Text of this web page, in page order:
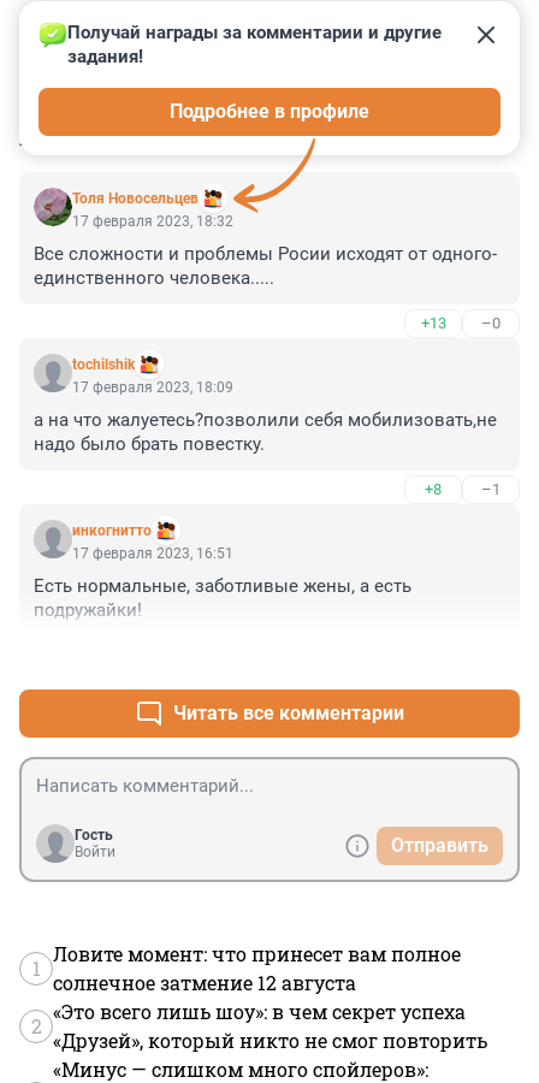
КОММЕНТАРИИ 18
Толя Новосельцев
Получай награды за комментарии и другие
задания!
Подробнее в профиле
17 февраля 2023, 18:32
Все сложности и проблемы Росии исходят от одного-
единственного человека.....
+13 –0
tochilshik
17 февраля 2023, 18:09
а на что жалуетесь?позволили себя мобилизовать,не
надо было брать повестку.
+8 –1
инкогнитто
17 февраля 2023, 16:51
Есть нормальные, заботливые жены, а есть
подружайки!
Читать все комментарии
Гость
Войти
Отправить
1
Ловите момент: что принесет вам полное
солнечное затмение 12 августа
2
«Это всего лишь шоу»: в чем секрет успеха
«Друзей», который никто не смог повторить
«Минус — слишком много спойлеров»: